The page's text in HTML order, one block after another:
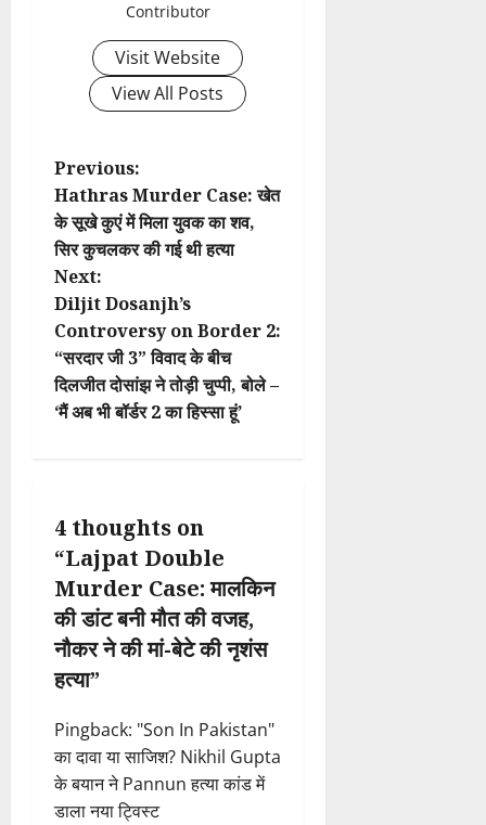
Contributor
Visit Website
View All Posts
P
o
s
t
n
a
g
a
t
i
o
n
Previous:
Hathras Murder Case: खेत
के सूखे कुएं में मिला युवक का शव,
सिर कुचलकर की गई थी हत्या
Next:
Diljit Dosanjh’s
Controversy on Border 2:
“सरदार जी 3” विवाद के बीच
दिलजीत दोसांझ ने तोड़ी चुप्पी, बोले –
‘मैं अब भी बॉर्डर 2 का हिस्सा हूं’
4 thoughts on
“Lajpat Double
Murder Case: मालकिन
की डांट बनी मौत की वजह,
नौकर ने की मां-बेटे की नृशंस
हत्या”
Pingback: "Son In Pakistan"
का दावा या साजिश? Nikhil Gupta
के बयान ने Pannun हत्या कांड में
डाला नया ट्विस्ट